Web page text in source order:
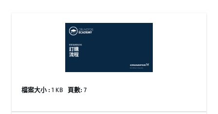
檔案大小 : 1 KB 頁數: 7